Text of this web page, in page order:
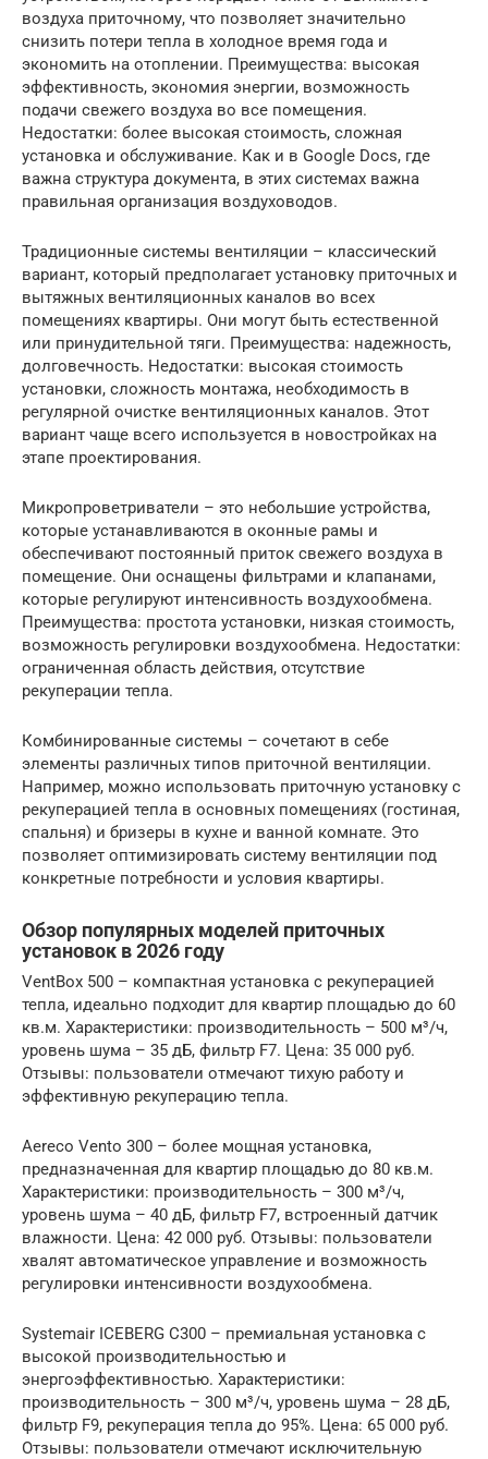
воздуха приточному, что позволяет значительно
снизить потери тепла в холодное время года и
экономить на отоплении. Преимущества: высокая
эффективность, экономия энергии, возможность
подачи свежего воздуха во все помещения.
Недостатки: более высокая стоимость, сложная
установка и обслуживание. Как и в Google Docs, где
важна структура документа, в этих системах важна
правильная организация воздуховодов.
Традиционные системы вентиляции – классический
вариант, который предполагает установку приточных и
вытяжных вентиляционных каналов во всех
помещениях квартиры. Они могут быть естественной
или принудительной тяги. Преимущества: надежность,
долговечность. Недостатки: высокая стоимость
установки, сложность монтажа, необходимость в
регулярной очистке вентиляционных каналов. Этот
вариант чаще всего используется в новостройках на
этапе проектирования.
Микропроветриватели – это небольшие устройства,
которые устанавливаются в оконные рамы и
обеспечивают постоянный приток свежего воздуха в
помещение. Они оснащены фильтрами и клапанами,
которые регулируют интенсивность воздухообмена.
Преимущества: простота установки, низкая стоимость,
возможность регулировки воздухообмена. Недостатки:
ограниченная область действия, отсутствие
рекуперации тепла.
Комбинированные системы – сочетают в себе
элементы различных типов приточной вентиляции.
Например, можно использовать приточную установку с
рекуперацией тепла в основных помещениях (гостиная,
спальня) и бризеры в кухне и ванной комнате. Это
позволяет оптимизировать систему вентиляции под
конкретные потребности и условия квартиры.
Обзор популярных моделей приточных
установок в 2026 году
VentBox 500 – компактная установка с рекуперацией
тепла, идеально подходит для квартир площадью до 60
кв.м. Характеристики: производительность – 500 м³/ч,
уровень шума – 35 дБ, фильтр F7. Цена: 35 000 руб.
Отзывы: пользователи отмечают тихую работу и
эффективную рекуперацию тепла.
Aereco Vento 300 – более мощная установка,
предназначенная для квартир площадью до 80 кв.м.
Характеристики: производительность – 300 м³/ч,
уровень шума – 40 дБ, фильтр F7, встроенный датчик
влажности. Цена: 42 000 руб. Отзывы: пользователи
хвалят автоматическое управление и возможность
регулировки интенсивности воздухообмена.
Systemair ICEBERG C300 – премиальная установка с
высокой производительностью и
энергоэффективностью. Характеристики:
производительность – 300 м³/ч, уровень шума – 28 дБ,
фильтр F9, рекуперация тепла до 95%. Цена: 65 000 руб.
Отзывы: пользователи отмечают исключительную